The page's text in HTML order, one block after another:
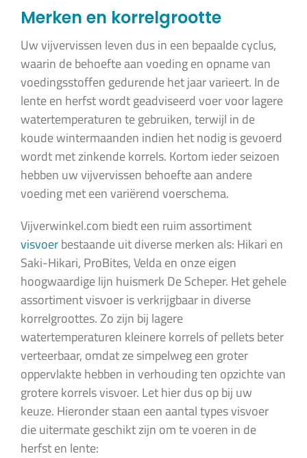
Merken en korrelgrootte
Uw vijvervissen leven dus in een bepaalde cyclus,
waarin de behoefte aan voeding en opname van
voedingsstoffen gedurende het jaar varieert. In de
lente en herfst wordt geadviseerd voer voor lagere
watertemperaturen te gebruiken, terwijl in de
koude wintermaanden indien het nodig is gevoerd
wordt met zinkende korrels. Kortom ieder seizoen
hebben uw vijvervissen behoefte aan andere
voeding met een variërend voerschema.
Vijverwinkel.com biedt een ruim assortiment
visvoerbestaande uit diverse merken als: Hikari en
Saki-Hikari, ProBites, Velda en onze eigen
hoogwaardige lijn huismerk De Scheper. Het gehele
assortiment visvoer is verkrijgbaar in diverse
korrelgroottes. Zo zijn bij lagere
watertemperaturen kleinere korrels of pellets beter
verteerbaar, omdat ze simpelweg een groter
oppervlakte hebben in verhouding ten opzichte van
grotere korrels visvoer. Let hier dus op bij uw
keuze. Hieronder staan een aantal types visvoer
die uitermate geschikt zijn om te voeren in de
herfst en lente: